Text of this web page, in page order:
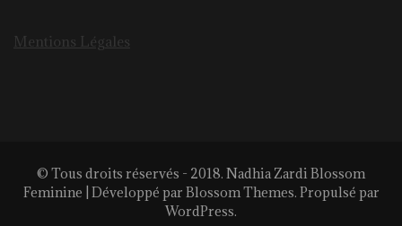
Mentions Légales
© Tous droits réservés - 2018. Nadhia Zardi Blossom
Feminine | Développé par Blossom Themes. Propulsé par
WordPress.